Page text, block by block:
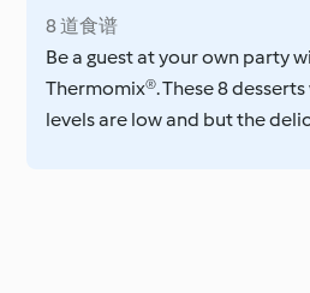
8 道食谱
Be a guest at your own party
Thermomix®. These 8
levels are low and but the